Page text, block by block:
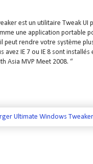
est un utilitaire Tweak
une application portable
peut rendre votre système
avez IE 7 ou IE 8 sont
Asia MVP Meet 2008. “